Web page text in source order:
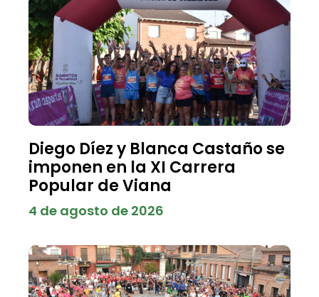
Diego Díez y Blanca Castaño se
imponen en la XI Carrera
Popular de Viana
4 de agosto de 2026